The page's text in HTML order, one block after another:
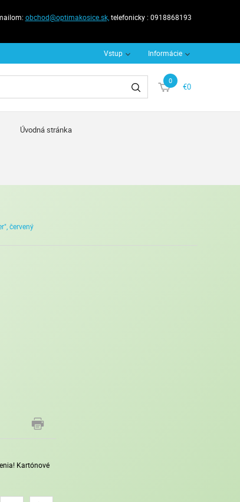
obchod@optimakosice.sk, telefonicky : 0918868193
Vstup Informácie
0
€0
Úvodná stránka
červený
Kartónové